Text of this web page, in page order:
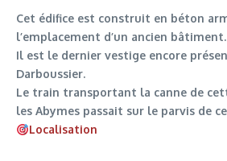
Cet édifice est construit en béton
l’emplacement d’un ancien bâtiment.
Il est le dernier vestige encore
Darboussier.
Le train transportant la canne de
les Abymes passait sur le parvis de
Localisation